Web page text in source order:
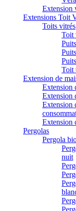
Extension
Extensions Toit
Toits vitrés
Toit
Toit
Extension de
Extension
Extension
Extension
Extension
Pergolas
Pergola
nuit